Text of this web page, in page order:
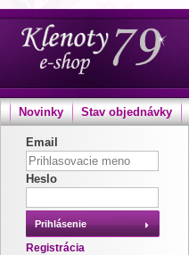
Novinky Stav objednávky
Email
Heslo
Prihlásenie
Registrácia